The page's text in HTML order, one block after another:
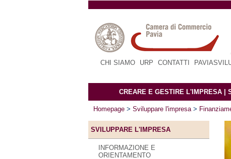
CHI SIAMO URP CONTATTI
CREARE E GESTIRE L'IMPRESA
Homepage > Sviluppare l'impresa>
SVILUPPARE L'IMPRESA
INFORMAZIONE E
ORIENTAMENTO